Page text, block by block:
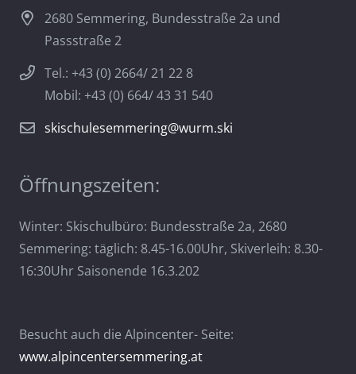
2680 Semmering, Bundesstraße 2a und
Passstraße 2
Tel.: +43 (0) 2664/ 21 22 8
Mobil: +43 (0) 664/ 43 31 540
skischulesemmering@wurm.ski
Öffnungszeiten:
Winter: Skischulbüro: Bundesstraße 2a, 2680
Semmering: täglich: 8.45-16.00Uhr, Skiverleih: 8.30-
16:30Uhr Saisonende 16.3.202
Besucht auch die Alpincenter- Seite:
www.alpincentersemmering.at